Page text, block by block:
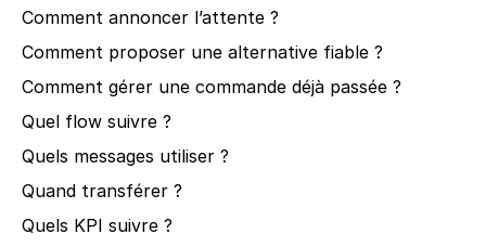
Comment annoncer l’attente ?
Comment proposer une alternative fiable ?
Comment gérer une commande déjà passée ?
Quel flow suivre ?
Quels messages utiliser ?
Quand transférer ?
Quels KPI suivre ?